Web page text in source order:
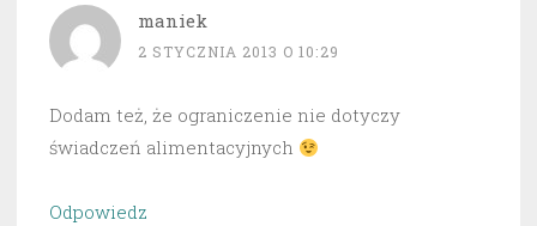
maniek
2 STYCZNIA 2013 O 10:29
Dodam też, że ograniczenie nie dotyczy
świadczeń alimentacyjnych
Odpowiedz